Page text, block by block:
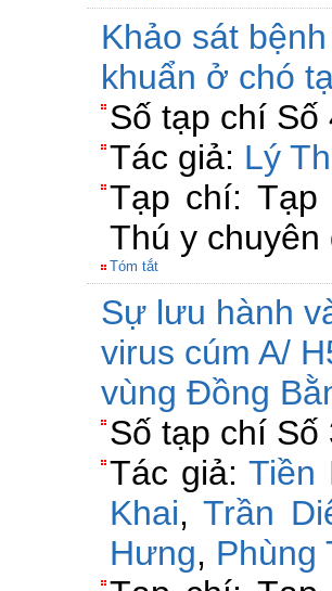
Khảo sát
khuẩn ở chó
Số tạp chí Số
Tác giả: Lý
Tạp chí:
Thú y chuyên
Tóm tắt
Sự lưu hành
virus cúm A/
vùng Đồng
Số tạp chí Số
Tác giả:Tiền
Khai,Trần
Hưng, Phùng